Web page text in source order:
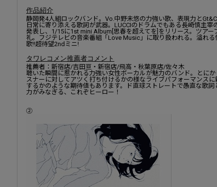
作品紹介
静岡発4人組ロックバンド。Vo.中野未悠の力強い歌、表現力と
日常に寄り添える歌詞が武器。LUCCIのドラムでもある長崎慎主宰
発表し、1/15に1st mini Album[思春を超えてを]をリリース。ツア
礼。フジテレビの音楽番組「Love Music」に取り扱われる。溢れ
歌!!超待望2ndミニ!
タワレコメン推薦者コメント
推薦者：新宿店/吉田亘・新宿店/飛高・秋葉原店/佐々木
聴いた瞬間に惹かれる力強い女性ボーカルが魅力のバンド。とに
スナーに対してアツく打ち付けるかの様なライブパフォーマンス
するかのような期待値もあります。ド直球ストレートで愚直な歌
力がみなぎる、これぞヒーロー！
②